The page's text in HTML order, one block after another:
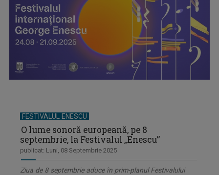
FESTIVALUL ENESCU
O lume sonoră europeană, pe 8
septembrie, la Festivalul „Enescu”
publicat: Luni, 08 Septembrie 2025
Ziua de 8 septembrie aduce în prim-planul Festivalului